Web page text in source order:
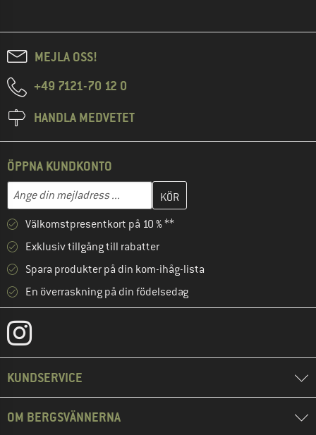
MEJLA OSS!
+49 7121-70 12 0
HANDLA MEDVETET
ÖPPNA KUNDKONTO
Mejladress
Skriv in din e-postadress här och skapa ditt kundkonto i nästa
Välkomstpresentkort på 10 % **
Exklusiv tillgång till rabatter
Spara produkter på din kom-ihåg-lista
En överraskning på din födelsedag
KUNDSERVICE
OM BERGSVÄNNERNA